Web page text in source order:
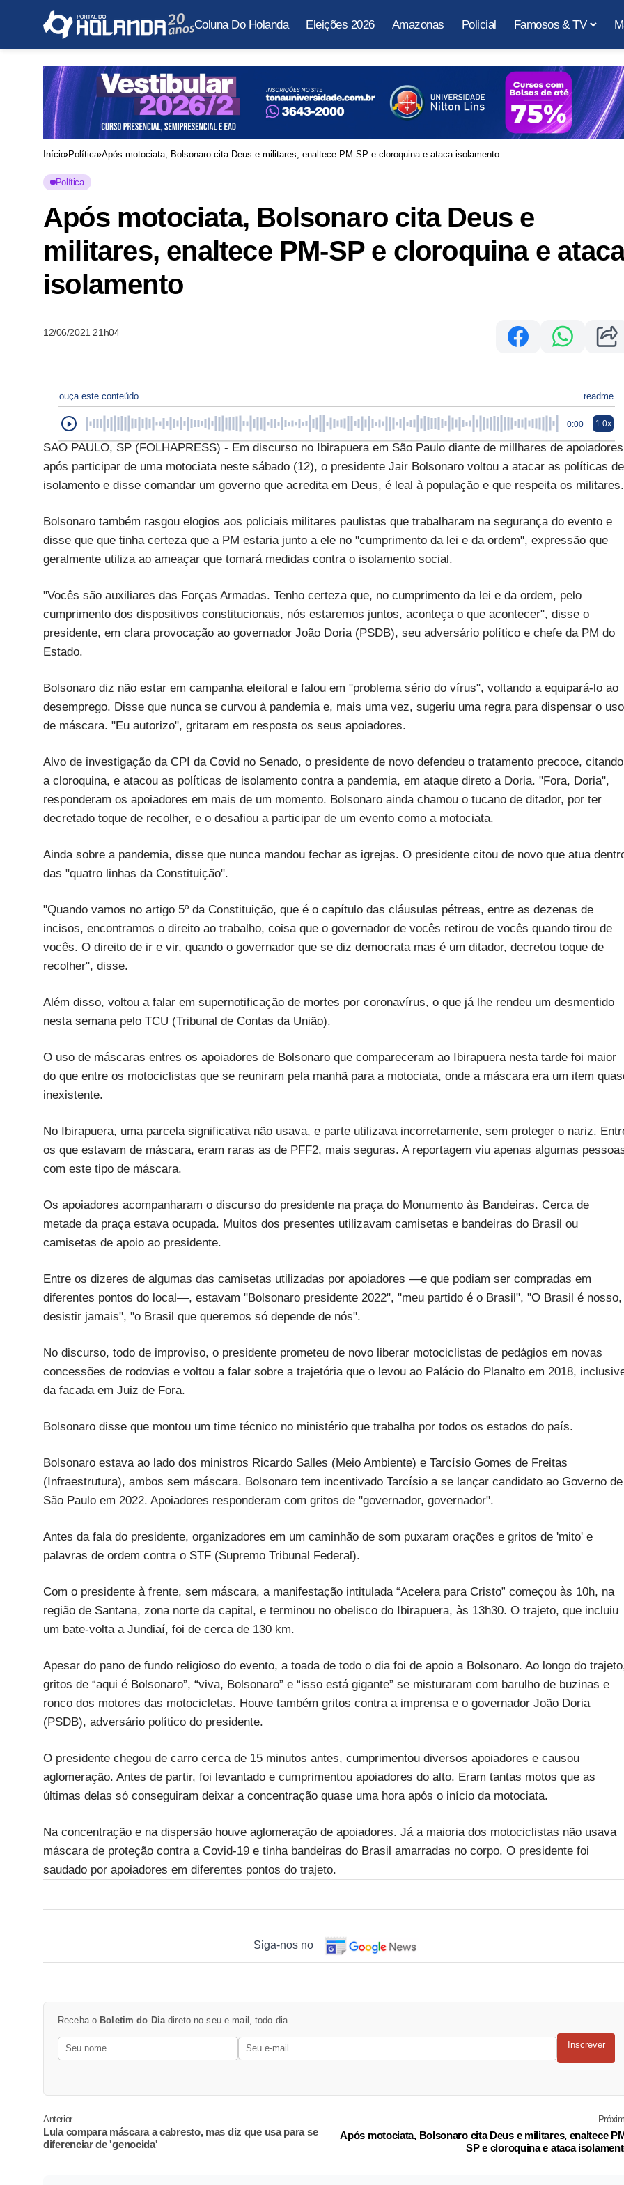
Coluna Do Holanda Eleições 2026 Amazonas Policial Famosos & TV
Início Política Após motociata, Bolsonaro cita Deus e militares, enaltece PM-SP e cloroquina e ataca isolamento
Política
Após motociata, Bolsonaro cita Deus e
militares, enaltece PM-SP e cloroquina e
isolamento
12/06/2021 21h04
ouça este conteúdo readme
0:00 1.0x
SÃO PAULO, SP (FOLHAPRESS) - Em discurso no Ibirapuera em São Paulo diante de millhares de
após participar de uma motociata neste sábado (12), o presidente Jair Bolsonaro voltou a atacar as políticas de
isolamento e disse comandar um governo que acredita em Deus, é leal à população e que respeita os militares.
Bolsonaro também rasgou elogios aos policiais militares paulistas que trabalharam na segurança do evento e
disse que que tinha certeza que a PM estaria junto a ele no "cumprimento da lei e da ordem", expressão que
geralmente utiliza ao ameaçar que tomará medidas contra o isolamento social.
"Vocês são auxiliares das Forças Armadas. Tenho certeza que, no cumprimento da lei e da ordem, pelo
cumprimento dos dispositivos constitucionais, nós estaremos juntos, aconteça o que acontecer", disse o
presidente, em clara provocação ao governador João Doria (PSDB), seu adversário político e chefe da PM do
Estado.
Bolsonaro diz não estar em campanha eleitoral e falou em "problema sério do vírus", voltando a equipará-lo ao
desemprego. Disse que nunca se curvou à pandemia e, mais uma vez, sugeriu uma regra para dispensar o uso
de máscara. "Eu autorizo", gritaram em resposta os seus apoiadores.
Alvo de investigação da CPI da Covid no Senado, o presidente de novo defendeu o tratamento precoce, citando
a cloroquina, e atacou as políticas de isolamento contra a pandemia, em ataque direto a Doria. "Fora, Doria",
responderam os apoiadores em mais de um momento. Bolsonaro ainda chamou o tucano de ditador, por ter
decretado toque de recolher, e o desafiou a participar de um evento como a motociata.
Ainda sobre a pandemia, disse que nunca mandou fechar as igrejas. O presidente citou de novo que atua
das "quatro linhas da Constituição".
"Quando vamos no artigo 5º da Constituição, que é o capítulo das cláusulas pétreas, entre as dezenas de
incisos, encontramos o direito ao trabalho, coisa que o governador de vocês retirou de vocês quando tirou de
vocês. O direito de ir e vir, quando o governador que se diz democrata mas é um ditador, decretou toque de
recolher", disse.
Além disso, voltou a falar em supernotificação de mortes por coronavírus, o que já lhe rendeu um desmentido
nesta semana pelo TCU (Tribunal de Contas da União).
O uso de máscaras entres os apoiadores de Bolsonaro que compareceram ao Ibirapuera nesta tarde foi maior
do que entre os motociclistas que se reuniram pela manhã para a motociata, onde a máscara era um item
inexistente.
No Ibirapuera, uma parcela significativa não usava, e parte utilizava incorretamente, sem proteger o nariz.
os que estavam de máscara, eram raras as de PFF2, mais seguras. A reportagem viu apenas algumas
com este tipo de máscara.
Os apoiadores acompanharam o discurso do presidente na praça do Monumento às Bandeiras. Cerca de
metade da praça estava ocupada. Muitos dos presentes utilizavam camisetas e bandeiras do Brasil ou
camisetas de apoio ao presidente.
Entre os dizeres de algumas das camisetas utilizadas por apoiadores —e que podiam ser compradas em
diferentes pontos do local—, estavam "Bolsonaro presidente 2022", "meu partido é o Brasil", "O Brasil é nosso,
desistir jamais", "o Brasil que queremos só depende de nós".
No discurso, todo de improviso, o presidente prometeu de novo liberar motociclistas de pedágios em novas
concessões de rodovias e voltou a falar sobre a trajetória que o levou ao Palácio do Planalto em 2018,
da facada em Juiz de Fora.
Bolsonaro disse que montou um time técnico no ministério que trabalha por todos os estados do país.
Bolsonaro estava ao lado dos ministros Ricardo Salles (Meio Ambiente) e Tarcísio Gomes de Freitas
(Infraestrutura), ambos sem máscara. Bolsonaro tem incentivado Tarcísio a se lançar candidato ao Governo de
São Paulo em 2022. Apoiadores responderam com gritos de "governador, governador".
Antes da fala do presidente, organizadores em um caminhão de som puxaram orações e gritos de 'mito' e
palavras de ordem contra o STF (Supremo Tribunal Federal).
Com o presidente à frente, sem máscara, a manifestação intitulada “Acelera para Cristo” começou às 10h, na
região de Santana, zona norte da capital, e terminou no obelisco do Ibirapuera, às 13h30. O trajeto, que incluiu
um bate-volta a Jundiaí, foi de cerca de 130 km.
Apesar do pano de fundo religioso do evento, a toada de todo o dia foi de apoio a Bolsonaro. Ao longo do
gritos de “aqui é Bolsonaro”, “viva, Bolsonaro” e “isso está gigante” se misturaram com barulho de buzinas e
ronco dos motores das motocicletas. Houve também gritos contra a imprensa e o governador João Doria
(PSDB), adversário político do presidente.
O presidente chegou de carro cerca de 15 minutos antes, cumprimentou diversos apoiadores e causou
aglomeração. Antes de partir, foi levantado e cumprimentou apoiadores do alto. Eram tantas motos que as
últimas delas só conseguiram deixar a concentração quase uma hora após o início da motociata.
Na concentração e na dispersão houve aglomeração de apoiadores. Já a maioria dos motociclistas não usava
máscara de proteção contra a Covid-19 e tinha bandeiras do Brasil amarradas no corpo. O presidente foi
saudado por apoiadores em diferentes pontos do trajeto.
Siga-nos no
Receba o Boletim do Dia direto no seu e-mail, todo dia.
Inscrever
Anterior
Lula compara máscara a cabresto, mas diz que usa para se
diferenciar de 'genocida'
Após motociata, Bolsonaro cita Deus e militares, enaltece
SP e cloroquina e ataca